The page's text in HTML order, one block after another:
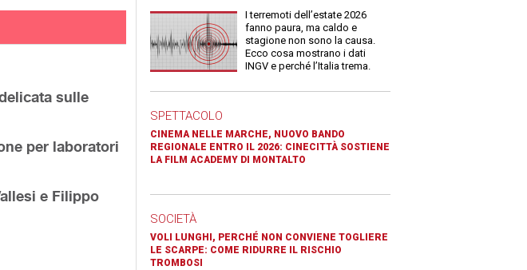
sulle
per laboratori
e Filippo
I terremoti dell’estate 2026
fanno paura, ma caldo e
stagione non sono la causa.
Ecco cosa mostrano i dati
INGV e perché l’Italia trema.
SPETTACOLO
CINEMA NELLE MARCHE, NUOVO BANDO
REGIONALE ENTRO IL 2026: CINECITTÀ SOSTIENE
LA FILM ACADEMY DI MONTALTO
SOCIETÀ
VOLI LUNGHI, PERCHÉ NON CONVIENE TOGLIERE
LE SCARPE: COME RIDURRE IL RISCHIO
TROMBOSI